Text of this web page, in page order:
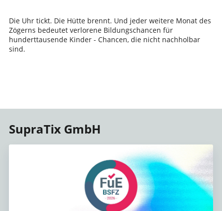
Die Uhr tickt. Die Hütte brennt. Und jeder weitere Monat des
Zögerns bedeutet verlorene Bildungschancen für
hunderttausende Kinder - Chancen, die nicht nachholbar
sind.
SupraTix GmbH